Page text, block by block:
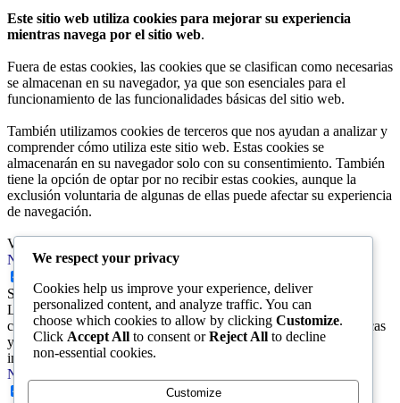
Este sitio web utiliza cookies para mejorar su experiencia
mientras navega por el sitio web.
Fuera de estas cookies, las cookies que se clasifican como necesarias
se almacenan en su navegador, ya que son esenciales para el
funcionamiento de las funcionalidades básicas del sitio web.
También utilizamos cookies de terceros que nos ayudan a analizar y
comprender cómo utiliza este sitio web. Estas cookies se
almacenarán en su navegador solo con su consentimiento. También
tiene la opción de optar por no recibir estas cookies, aunque la
exclusión voluntaria de algunas de ellas puede afectar su experiencia
de navegación.
Ver nuestra
Necessary
Siempre activado
Las cookies son necesarias para que el sitio web funcione
correctamente. Nuestras cookies garantizan funcionalidades básicas
y características de seguridad del sitio web. No almacenan
información personal alguna.
Non-necessary
We respect your privacy
Cookies help us improve your experience, deliver
personalized content, and analyze traffic. You can
choose which cookies to allow by clicking Customize.
Click Accept All to consent orReject All to decline
non-essential cookies.
Customize